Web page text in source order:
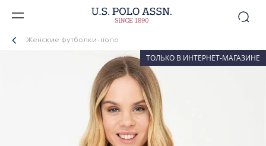
Женские футболки-поло
ТОЛЬКО В ИНТЕРНЕТ-МАГАЗИНЕ